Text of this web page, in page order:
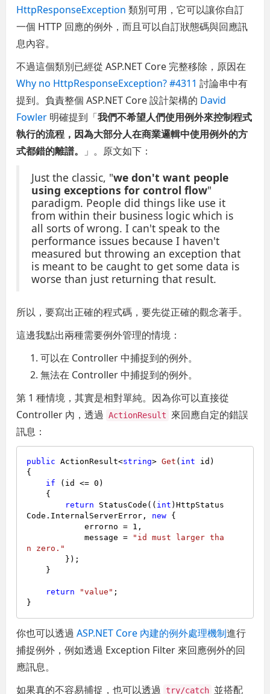
HttpResponseException 類別可用，它可以讓你自訂
一個 HTTP 回應的例外，而且可以自訂狀態碼與回應訊
息內容。
不過這個類別已經從 ASP.NET Core 完整移除，原因在
Why no HttpResponseException? #4311 討論串中有
提到。負責整個 ASP.NET Core 設計架構的 David
Fowler 明確提到「我們不希望人們使用例外來控制程式
執行的流程，因為大部分人在商業邏輯中使用例外的方
式都錯的離譜。
」。原文如下：
Just the classic, "we don't want people
using exceptions for control flow"
paradigm. People did things like use it
from within their business logic which is
all sorts of wrong. I can't speak to the
performance issues because I haven't
measured but throwing an exception that
is meant to be caught to get some data is
worse than just returning that result.
所以，要寫出正確的程式碼，要先從正確的觀念著手。
這邊我點出兩種需要例外管理的情境：
可以在 Controller 中捕捉到的例外。
無法在 Controller 中捕捉到的例外。
第 1 種情境，其實是相對單純。因為你可以直接從
Controller 內，透過
ActionResult
來回應自定的錯誤
訊息：
public ActionResult<string> Get ( int id )
{
if (id <= 0 )
return StatusCode(( int )HttpStatus
Code.InternalServerError, new {
            errorno =
1 ,
            message =
"id must larger tha
n zero."
return "value" ;
你也可以透過ASP.NET Core 內建的例外處理機制進行
捕捉例外，例如透過 Exception Filter 來回應例外的回
應訊息。
如果真的不容易捕捉，也可以透過
try/catch 並搭配